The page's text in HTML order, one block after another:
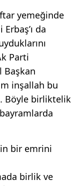
yemeğinde
da
Parti
Başkan
inşallah bu
Böyle birliktelik
bir emrini
birlik ve